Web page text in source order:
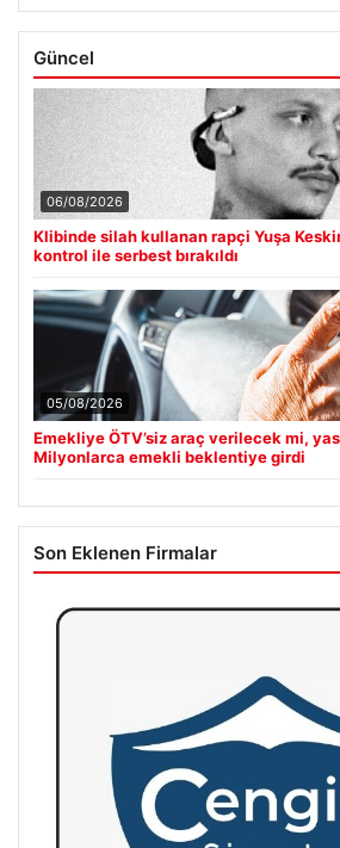
Güncel
06/08/2026
Klibinde silah kullanan rapçi Yuşa
kontrol ile serbest bırakıldı
05/08/2026
Emekliye ÖTV’siz araç verilecek mi,
Milyonlarca emekli beklentiye girdi
Son Eklenen Firmalar